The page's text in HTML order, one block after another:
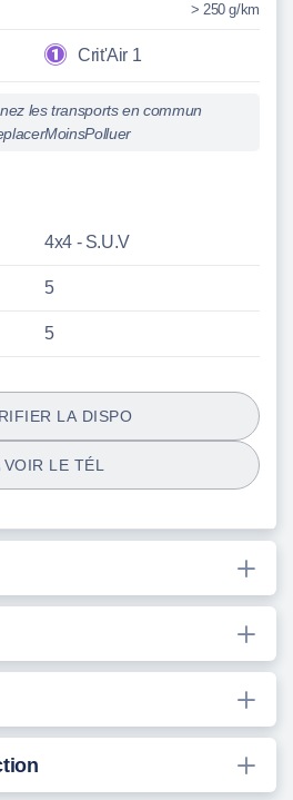
> 250 g/km
Crit'Air 1
les transports en commun
4x4 - S.U.V
5
5
LA DISPO
VOIR LE TÉL